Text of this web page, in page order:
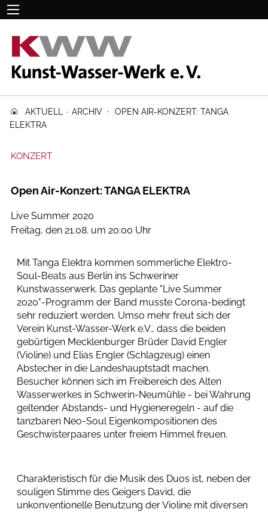
AKTUELL · ARCHIV ·
OPEN AIR-KONZERT: TANGA
ELEKTRA
KONZERT
Open Air-Konzert: TANGA ELEKTRA
Live Summer 2020
Freitag, den 21.08. um 20:00 Uhr
Mit Tanga Elektra kommen sommerliche Elektro-
Soul-Beats aus Berlin ins Schweriner
Kunstwasserwerk. Das geplante "Live Summer
2020"-Programm der Band musste Corona-bedingt
sehr reduziert werden. Umso mehr freut sich der
Verein Kunst-Wasser-Werk e.V., dass die beiden
gebürtigen Mecklenburger Brüder David Engler
(Violine) und Elias Engler (Schlagzeug) einen
Abstecher in die Landeshauptstadt machen.
Besucher können sich im Freibereich des Alten
Wasserwerkes in Schwerin-Neumühle - bei Wahrung
geltender Abstands- und Hygieneregeln - auf die
tanzbaren Neo-Soul Eigenkompositionen des
Geschwisterpaares unter freiem Himmel freuen.
Charakteristisch für die Musik des Duos ist, neben der
souligen Stimme des Geigers David, die
unkonventionelle Benutzung der Violine mit diversen